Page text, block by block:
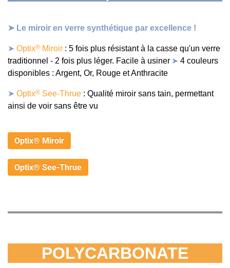
➤Le miroir en verre synthétique par excellence !
➤ Optix® Miroir : 5 fois plus résistant à la casse qu'un verre
traditionnel - 2 fois plus léger. Facile à usiner ➤ 4 couleurs
disponibles : Argent, Or, Rouge et Anthracite
➤ Optix® See-Thrue : Qualité miroir sans tain, permettant
ainsi de voir sans être vu
Optix® Miroir
Optix® See-Thrue
POLYCARBONATE